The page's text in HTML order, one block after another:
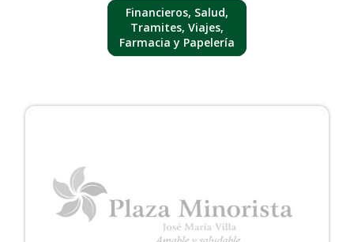
Financieros, Salud,
Tramites, Viajes,
Farmacia y Papelería